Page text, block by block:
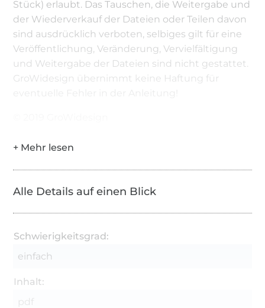
Stück) erlaubt. Das Tauschen, die Weitergabe und
der Wiederverkauf der Dateien oder Teilen davon
sind ausdrücklich verboten, selbiges gilt für eine
Veröffentlichung, Veränderung, Vervielfältigung
und Weitergabe der Dateien sind nicht gestattet.
GroWidesign übernimmt keine Haftung für
Alle Details auf einen Blick
Schwierigkeitsgrad:
einfach
Inhalt:
pdf